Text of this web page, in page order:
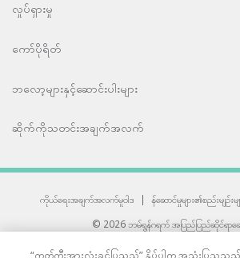
လှုပ်ရှားမှု
ကော်ပိုရိတ်
ဘလော့များနှင့်ဆောင်းပါးများ
ဆိုက်ကိုသတင်းအချက်အလက်
ကိုယ်ရေးအချက်အလက်မူဝါဒ | န်ဆောင်မှုများ၏စည်းမျဉ်းမျ
© 2026 ဘမ်ရွန်ဂရက် အပြည်ပြည်ဆိုင်ရာဆ
“ကွတ်ကီးအားလုံးခွင့်ပြုသည်” နှိပ်ပါက အသုံးပြုသူ